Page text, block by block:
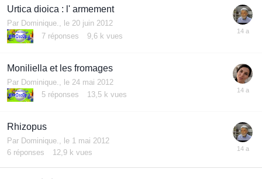
Urtica dioica : l' armement
Par Dominique., le 20 juin 2012
7 réponses 9,6 k vues
Moniliella et les fromages
Par Dominique.
le 24 mai 2012
5 réponses 13,5 k vues
Rhizopus
Par Dominique., le 1 mai 2012
6 réponses 12,9 k vues